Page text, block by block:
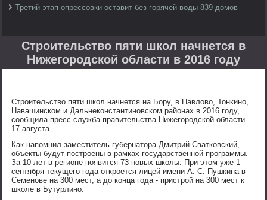
Третий этап опрессовки оставит без горячей воды 839 домов
Строительство пяти школ начнется в
Нижегородской области в 2016 году
Строительство пяти школ начнется на Бору, в Павлово, Тонкино,
Навашинском и Дальнеконстантиновском районах в 2016 году,
сообщила пресс-служба правительства Нижегородской области
17 августа.
Как напомнил заместитель губернатора Дмитрий Сватковский,
объекты будут построены в рамках государственной программы.
За 10 лет в регионе появится 73 новых школы. При этом уже 1
сентября текущего года откроется лицей имени А. С. Пушкина в
Семенове на 300 мест, а до конца года - пристрой на 300 мест к
школе в Бутурлино.